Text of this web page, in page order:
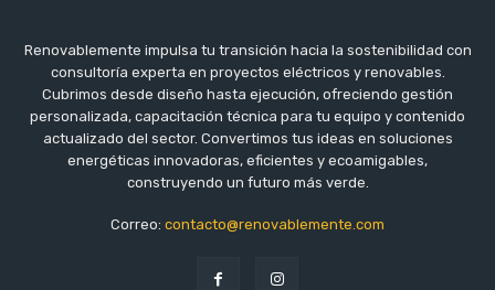
Renovablemente impulsa tu transición hacia la sostenibilidad con
consultoría experta en proyectos eléctricos y renovables.
Cubrimos desde diseño hasta ejecución, ofreciendo gestión
personalizada, capacitación técnica para tu equipo y contenido
actualizado del sector. Convertimos tus ideas en soluciones
energéticas innovadoras, eficientes y ecoamigables,
construyendo un futuro más verde.
Correo: contacto@renovablemente.com